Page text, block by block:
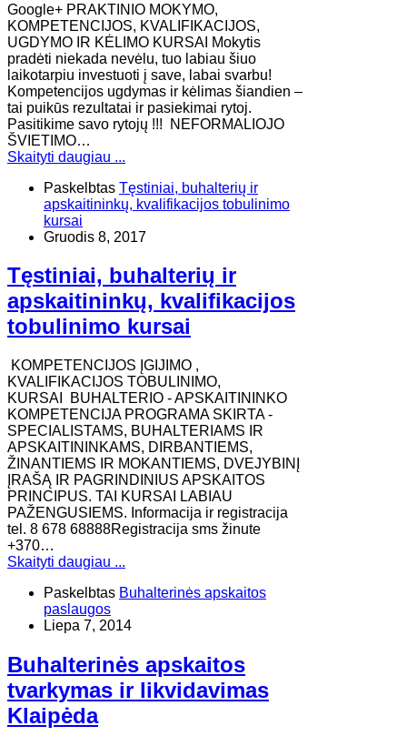
Google+ PRAKTINIO MOKYMO,
KOMPETENCIJOS, KVALIFIKACIJOS,
UGDYMO IR KĖLIMO KURSAI Mokytis
pradėti niekada nevėlu, tuo labiau šiuo
laikotarpiu investuoti į save, labai svarbu!
Kompetencijos ugdymas ir kėlimas šiandien –
tai puikūs rezultatai ir pasiekimai rytoj.
Pasitikime savo rytojų !!! NEFORMALIOJO
ŠVIETIMO…
Skaityti daugiau ...
Paskelbtas Tęstiniai, buhalterių ir
apskaitininkų, kvalifikacijos tobulinimo
kursai
Gruodis 8, 2017
Tęstiniai, buhalterių ir
apskaitininkų, kvalifikacijos
tobulinimo kursai
KOMPETENCIJOS ĮGIJIMO ,
KVALIFIKACIJOS TOBULINIMO,
KURSAI BUHALTERIO - APSKAITININKO
KOMPETENCIJA PROGRAMA SKIRTA -
SPECIALISTAMS, BUHALTERIAMS IR
APSKAITININKAMS, DIRBANTIEMS,
ŽINANTIEMS IR MOKANTIEMS, DVEJYBINĮ
ĮRAŠĄ IR PAGRINDINIUS APSKAITOS
PRINCIPUS. TAI KURSAI LABIAU
PAŽENGUSIEMS. Informacija ir registracija
tel. 8 678 68888Registracija sms žinute
+370…
Skaityti daugiau ...
Paskelbtas Buhalterinės apskaitos
paslaugos
Liepa 7, 2014
Buhalterinės apskaitos
tvarkymas ir likvidavimas
Klaipėda